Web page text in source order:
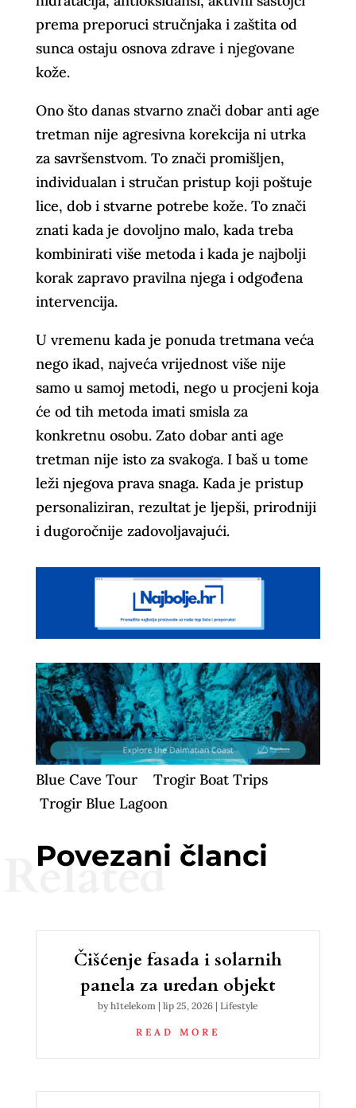
prema preporuci stručnjaka i zaštita od
sunca ostaju osnova zdrave i njegovane
kože.
Ono što danas stvarno znači dobar anti age
tretman nije agresivna korekcija ni utrka
za savršenstvom. To znači promišljen,
individualan i stručan pristup koji poštuje
lice, dob i stvarne potrebe kože. To znači
znati kada je dovoljno malo, kada treba
kombinirati više metoda i kada je najbolji
korak zapravo pravilna njega i odgođena
intervencija.
U vremenu kada je ponuda tretmana veća
nego ikad, najveća vrijednost više nije
samo u samoj metodi, nego u procjeni koja
će od tih metoda imati smisla za
konkretnu osobu. Zato dobar anti age
tretman nije isto za svakoga. I baš u tome
leži njegova prava snaga. Kada je pristup
personaliziran, rezultat je ljepši, prirodniji
i dugoročnije zadovoljavajući.
Blue Cave Tour
Trogir Boat Trips
Trogir Blue Lagoon
Povezani članci
Related
Čišćenje fasada i solarnih
panela za uredan objekt
byh1telekom |lip 25, 2026 | Lifestyle
READ MORE